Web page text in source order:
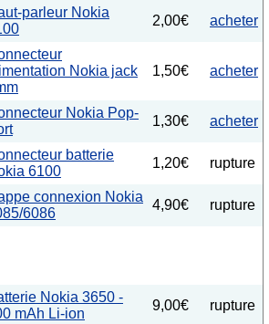
parleur Nokia
2,00€ acheter
Nokia jack
1,50€ acheter
Nokia Pop-
1,30€ acheter
batterie
6100
1,20€ rupture
connexion Nokia
6086
4,90€ rupture
Nokia 3650 -
mAh Li-ion
9,00€ rupture